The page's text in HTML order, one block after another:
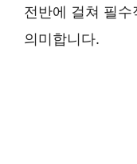
전반에 걸쳐 필
의미합니다.